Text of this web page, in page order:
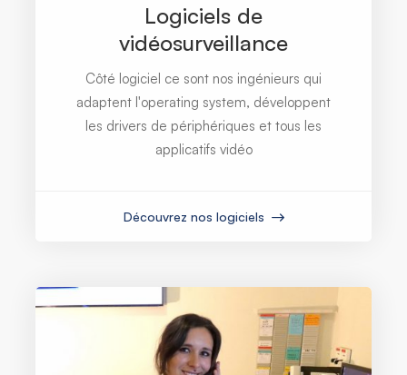
Logiciels de
vidéosurveillance
Côté logiciel ce sont nos ingénieurs qui
adaptent l'operating system, développent
les drivers de périphériques et tous les
applicatifs vidéo
Découvrez nos logiciels